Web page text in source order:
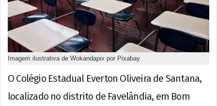
Imagem ilustrativa de Wokandapix por Pixabay
O Colégio Estadual Everton Oliveira de Santana,
localizado no distrito de Favelândia, em Bom